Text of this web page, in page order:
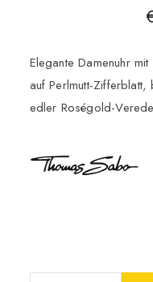
Elegante Damenuhr
auf Perlmutt-
edler Roségold-